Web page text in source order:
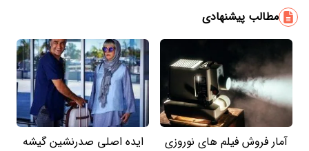
مطالب پیشنهادی
آمار فروش فیلم های نوروزی
ایده اصلی صدرنشین گیشه